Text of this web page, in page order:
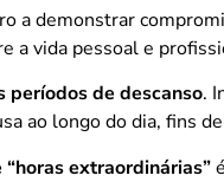
a demonstrar
a vida pessoal e
períodos de descanso.
ao longo do dia, fins
extraordinárias”